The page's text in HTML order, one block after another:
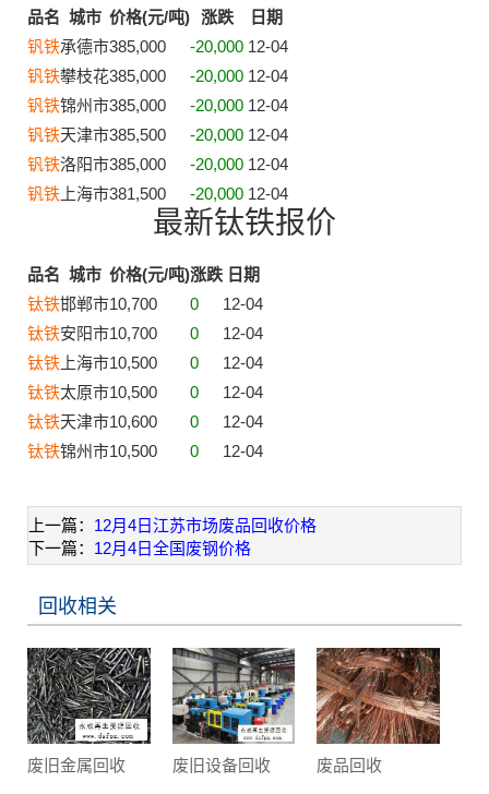
品名 城市 价格(元/吨) 涨跌
日期
钒铁承德市385,000 -20,000 12-04
钒铁攀枝花385,000 -20,000 12-04
钒铁锦州市385,000 -20,000 12-04
钒铁天津市385,500 -20,000 12-04
钒铁洛阳市385,000 -20,000 12-04
钒铁 上海市381,500 -20,000 12-04
最新钛铁报价
品名 城市 价格(元/吨)涨跌 日期
钛铁邯郸市10,700 0
12-04
钛铁安阳市10,700 0
12-04
钛铁 上海市10,500 0
12-04
钛铁太原市10,500 0
12-04
钛铁天津市10,600 0
12-04
钛铁锦州市10,500 0 12-04
上一篇： 12月4日江苏市场废品回收价格
下一篇： 12月4日全国废钢价格
回收相关
废旧金属回收 废旧设备回收 废品回收